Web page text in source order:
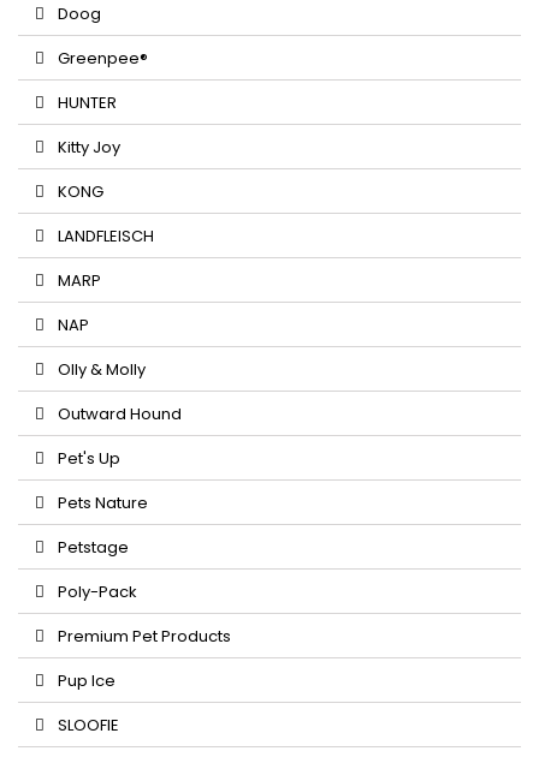
Doog
Greenpee®
HUNTER
Kitty Joy
KONG
LANDFLEISCH
MARP
NAP
Olly & Molly
Outward Hound
Pet's Up
Pets Nature
Petstage
Poly-Pack
Premium Pet Products
Pup Ice
SLOOFIE